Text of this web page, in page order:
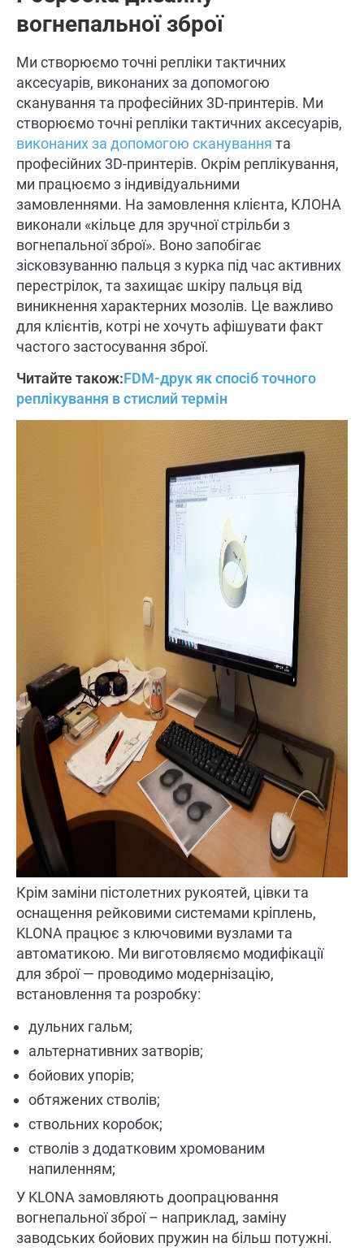
вогнепальної зброї
Ми створюємо точні репліки тактичних
аксесуарів, виконаних за допомогою
сканування та професійних 3D-принтерів. Ми
створюємо точні репліки тактичних аксесуарів,
виконаних за допомогою сканування та
професійних 3D-принтерів. Окрім реплікування,
ми працюємо з індивідуальними
замовленнями. На замовлення клієнта, КЛОНА
виконали «кільце для зручної стрільби з
вогнепальної зброї». Воно запобігає
зісковзуванню пальця з курка під час активних
перестрілок, та захищає шкіру пальця від
виникнення характерних мозолів. Це важливо
для клієнтів, котрі не хочуть афішувати факт
частого застосування зброї.
Читайте також:FDM-друк як спосіб точного
реплікування в стислий термін
Крім заміни пістолетних рукоятей, цівки та
оснащення рейковими системами кріплень,
KLONA працює з ключовими вузлами та
автоматикою. Ми виготовляємо модифікації
для зброї — проводимо модернізацію,
встановлення та розробку:
дульних гальм;
альтернативних затворів;
бойових упорів;
обтяжених стволів;
ствольних коробок;
стволів з додатковим хромованим
напиленням;
У KLONA замовляють доопрацювання
вогнепальної зброї – наприклад, заміну
заводських бойових пружин на більш потужні.